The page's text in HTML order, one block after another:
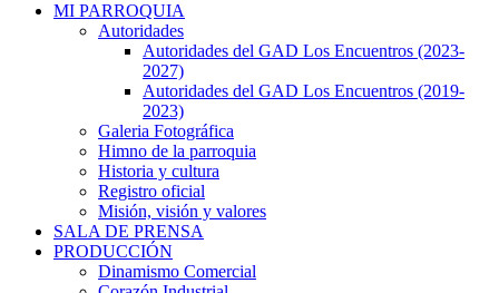
MI PARROQUIA
Autoridades
Autoridades del GAD Los Encuentros (2023-
2027)
Autoridades del GAD Los Encuentros (2019-
2023)
Galeria Fotográfica
Himno de la parroquia
Historia y cultura
Registro oficial
Misión, visión y valores
SALA DE PRENSA
PRODUCCIÓN
Dinamismo Comercial